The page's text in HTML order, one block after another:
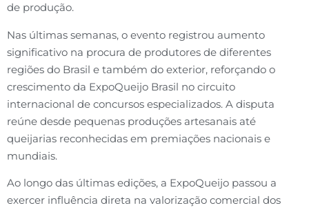
de produção.
Nas últimas semanas, o evento registrou aumento
significativo na procura de produtores de diferentes
regiões do Brasil e também do exterior, reforçando o
crescimento da ExpoQueijo Brasil no circuito
internacional de concursos especializados. A disputa
reúne desde pequenas produções artesanais até
queijarias reconhecidas em premiações nacionais e
mundiais.
Ao longo das últimas edições, a ExpoQueijo passou a
exercer influência direta na valorização comercial dos